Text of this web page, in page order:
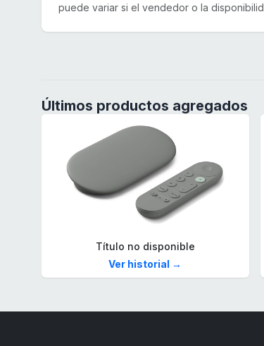
puede variar si el vendedor o la
Últimos productos agregados
Título no disponible
Ver historial →